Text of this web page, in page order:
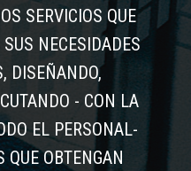
SERVICIOS QUE
NECESIDADES
DISEÑANDO,
- CON LA
EL PERSONAL-
QUE OBTENGAN